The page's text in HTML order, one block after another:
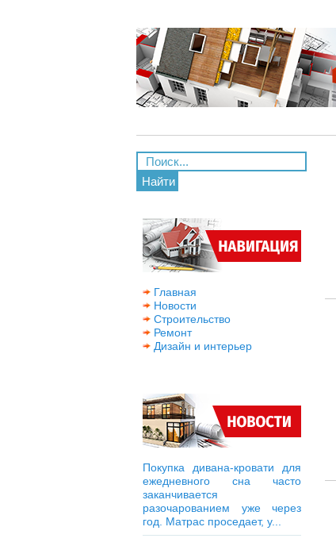
Найти
Главная
Новости
Строительство
Ремонт
Дизайн и интерьер
Покупка дивана-кровати для
ежедневного сна часто
заканчивается
разочарованием уже через
год. Матрас проседает, у...